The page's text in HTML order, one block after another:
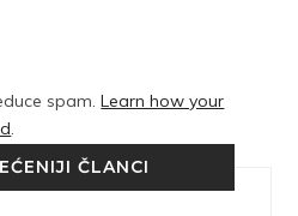
spam.Learn how your
.
ČLANCI